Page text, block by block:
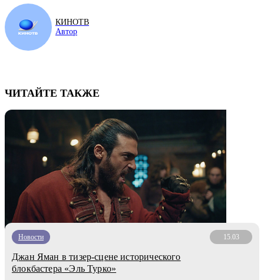
КИНОТВ
Автор
ЧИТАЙТЕ ТАКЖЕ
Новости 15.03
Джан Яман в тизер-сцене исторического
блокбастера «Эль Турко»